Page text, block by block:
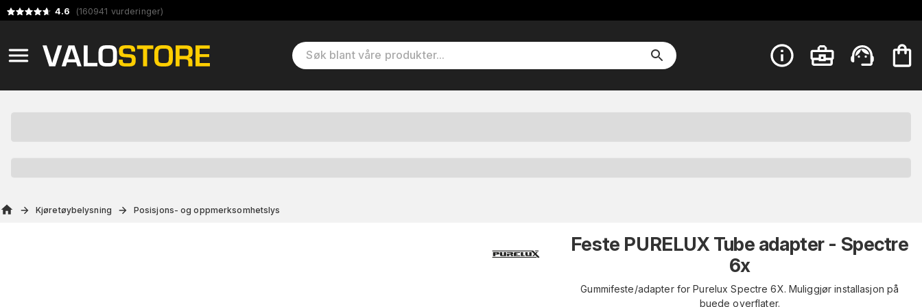
4.6 (160941 vurderinger)
Kjøretøybelysning Posisjons- og oppmerksomhetslys
Feste PURELUX Tube adapter - Spectre
6x
Gummifeste/adapter for Purelux Spectre 6X. Muliggjør installasjon på
buede overflater.